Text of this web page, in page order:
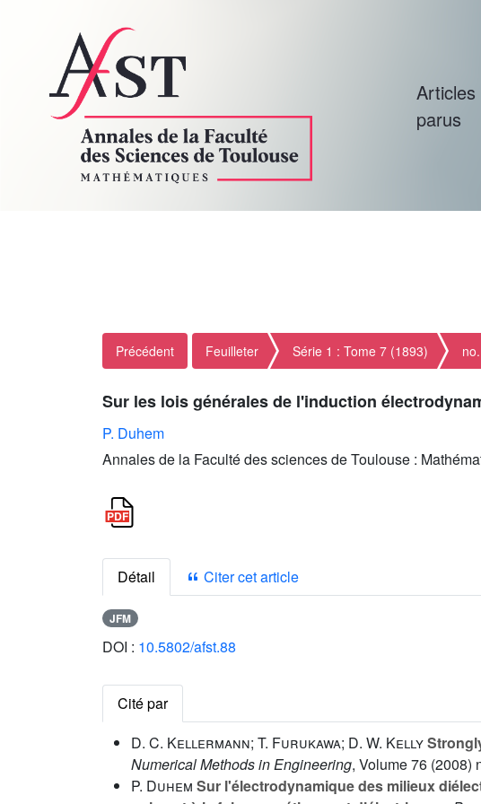
Articles
parus
Précédent Feuilleter Série 1 : Tome 7 (1893)
Sur les lois générales de l'induction
P. Duhem
Annales de la Faculté des sciences de Toulouse :
Détail Citer cet article
JFM
DOI : 10.5802/afst.88
Cité par
D. C. Kellermann; T. Furukawa; D. W. Kelly
Numerical Methods in Engineering, Volume 76 (2008)
P. Duhem Sur l'électrodynamique des milieux